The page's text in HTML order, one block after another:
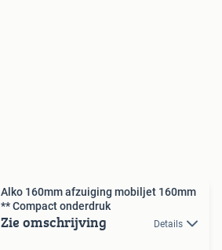
Alko 160mm afzuiging mobiljet 160mm
** Compact onderdruk
Zie omschrijving Details